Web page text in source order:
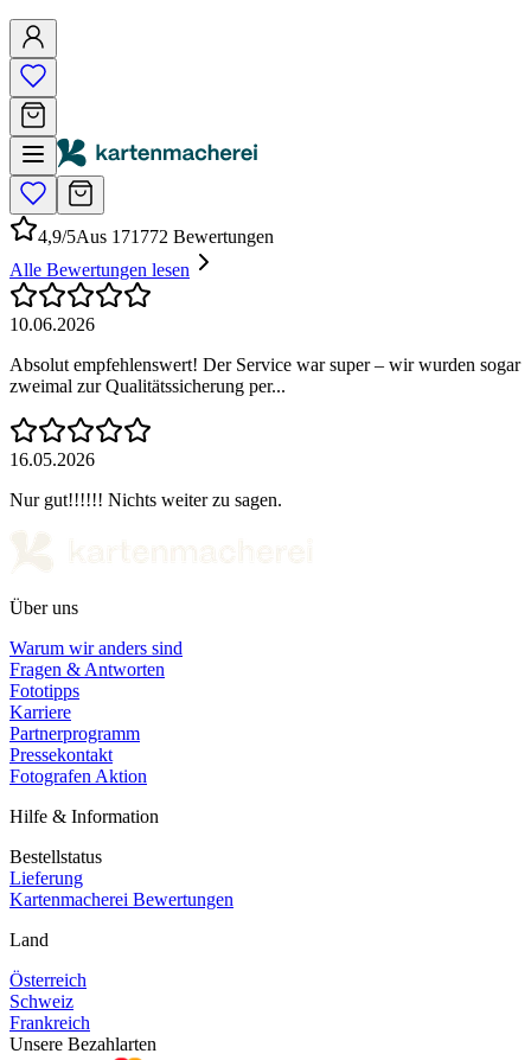
4,9/5Aus 171772 Bewertungen
Alle Bewertungen lesen
10.06.2026
Absolut empfehlenswert! Der Service war super – wir wurden sogar
zweimal zur Qualitätssicherung per...
16.05.2026
Nur gut!!!!!! Nichts weiter zu sagen.
Über uns
Warum wir anders sind
Fragen & Antworten
Fototipps
Karriere
Partnerprogramm
Pressekontakt
Fotografen Aktion
Hilfe & Information
Bestellstatus
Lieferung
Kartenmacherei Bewertungen
Land
Österreich
Schweiz
Frankreich
Unsere Bezahlarten